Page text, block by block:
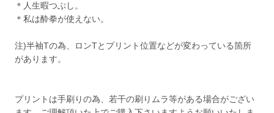
＊人生暇つぶし。
＊私は酔拳が使えない。
注)半袖Tの為、ロンTとプリント位置などが変わっている箇所
があります。
プリントは手刷りの為、若干の刷りムラ等がある場合がござい